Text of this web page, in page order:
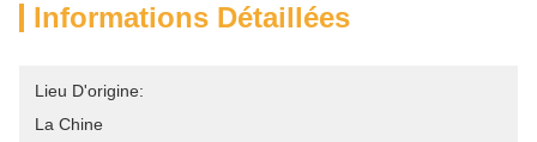
Informations Détaillées
Lieu D'origine:
La Chine